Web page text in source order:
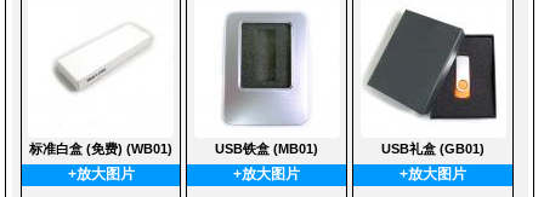
标准白盒 (免费) (WB01)
+放大图片
USB铁盒 (MB01)
+放大图片
USB礼盒 (GB01)
+放大图片